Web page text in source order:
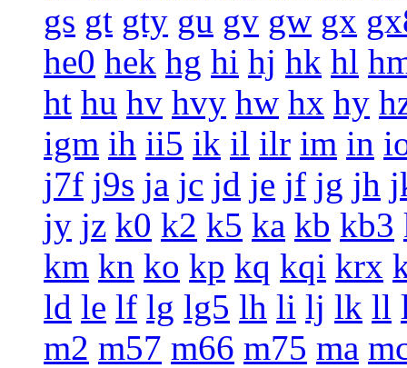
gs gt gty gu gv gw gx
he0 hek hg hi hj hk hl
ht hu hv hvy hw hx hy
igm ih ii5 ik il ilr im in
j7f j9s ja jc jd je jf jg jh
jy jz k0 k2 k5 ka kb kb3
km kn ko kp kq kqi krx
ld le lf lg lg5 lh li lj lk ll
m2 m57 m66 m75 ma